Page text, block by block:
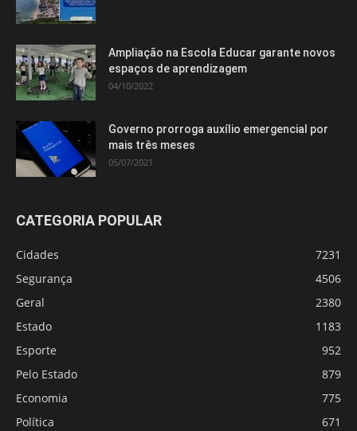
Ampliação na Escola Educar garante novos
espaços de aprendizagem
04/10/2022
Governo prorroga auxílio emergencial por
mais três meses
05/07/2021
CATEGORIA POPULAR
Cidades
7231
Segurança
4506
Geral
2380
Estado
1183
Esporte
952
Pelo Estado
879
Economia
775
Política
671